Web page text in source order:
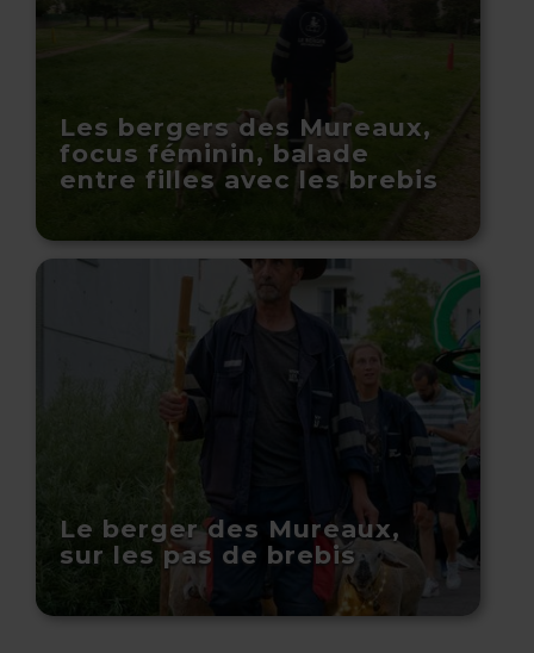
Les bergers des Mureaux,
focus féminin, balade
entre filles avec les brebis
Le berger des Mureaux,
sur les pas de brebis